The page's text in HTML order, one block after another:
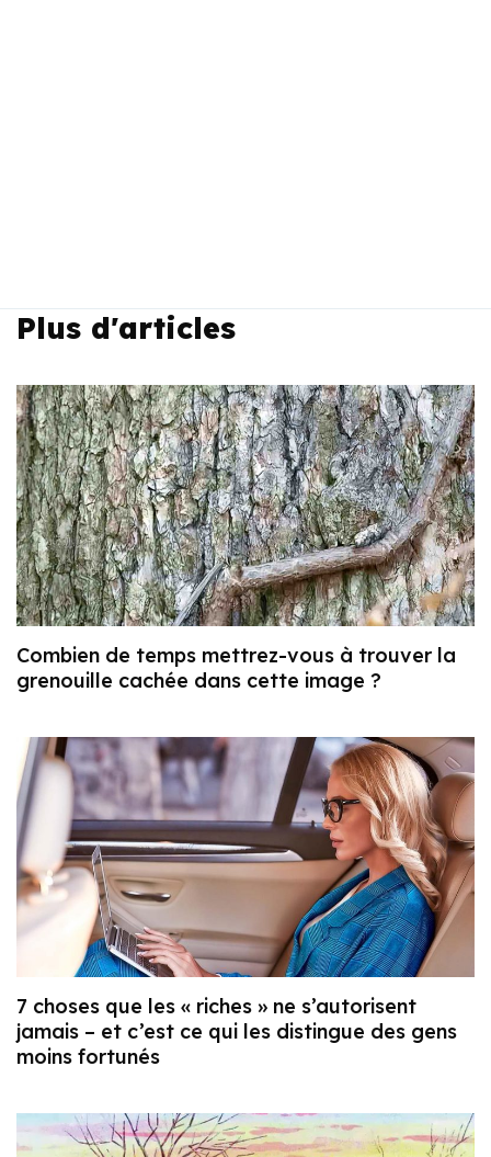
Plus d'articles
Combien de temps mettrez-vous à trouver la
grenouille cachée dans cette image ?
7 choses que les « riches » ne s’autorisent
jamais – et c’est ce qui les distingue des gens
moins fortunés